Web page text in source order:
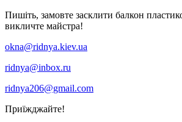
Пишіть, замовте засклити балкон
викличте майстра!
okna@ridnya.kiev.ua
ridnya@inbox.ru
ridnya206@gmail.com
Приїжджайте!